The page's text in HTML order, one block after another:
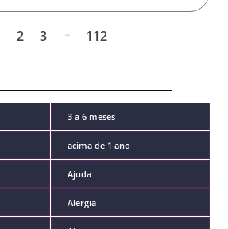
2 3 ... 112
3 a 6 meses
acima de 1 ano
Ajuda
Alergia